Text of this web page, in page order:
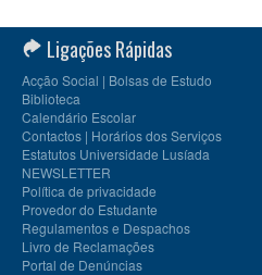
Ligações Rápidas
Acção Social | Bolsas de Estudo
Biblioteca
Calendário Escolar
Contactos | Horários dos Serviços
Estatutos Universidade Lusíada
NEWSLETTER
Política de privacidade
Provedor do Estudante
Regulamentos e Despachos
Livro de Reclamações
Portal de Denúncias